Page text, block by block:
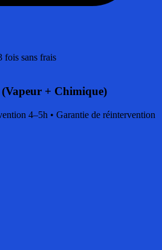
fois sans frais
+ Chimique)
4–5h • Garantie de réintervention